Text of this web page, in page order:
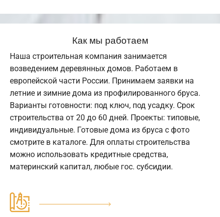
Как мы работаем
Наша строительная компания занимается
возведением деревянных домов. Работаем в
европейской части России. Принимаем заявки на
летние и зимние дома из профилированного бруса.
Варианты готовности: под ключ, под усадку. Срок
строительства от 20 до 60 дней. Проекты: типовые,
индивидуальные. Готовые дома из бруса с фото
смотрите в каталоге. Для оплаты строительства
можно использовать кредитные средства,
материнский капитал, любые гос. субсидии.